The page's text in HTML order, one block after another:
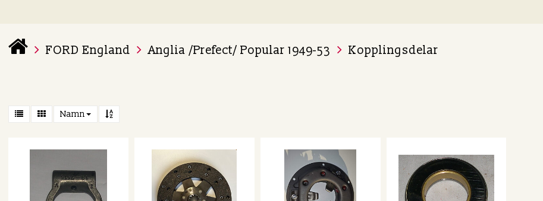
Din varukorg är tomFORD England Anglia /Prefect/ Popular 1949-53 Kopplingsdelar
Namn